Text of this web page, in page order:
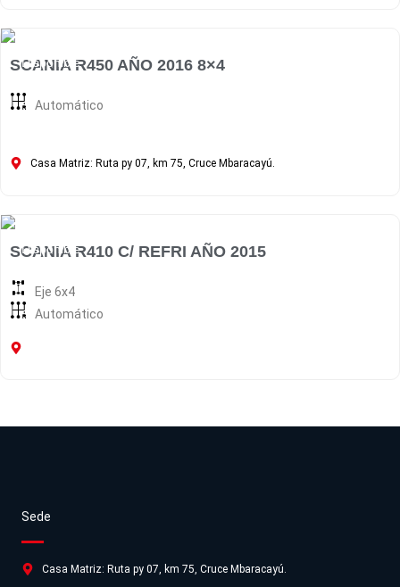
Disponible
SCANIA R450 AÑO 2016 8×4
Automático
Casa Matriz: Ruta py 07, km 75, Cruce Mbaracayú.
Disponible
SCANIA R410 C/ REFRI AÑO 2015
Eje 6x4
Automático
Sede
Casa Matriz: Ruta py 07, km 75, Cruce Mbaracayú.